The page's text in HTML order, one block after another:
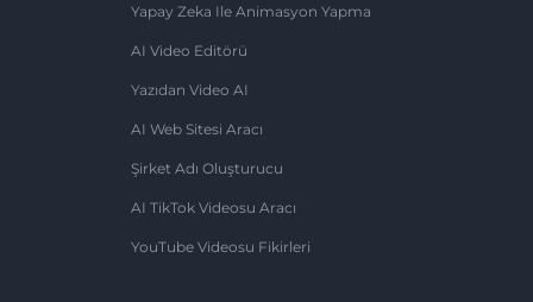
Yapay Zeka Ile Animasyon Yapma
AI Video Editörü
Yazıdan Video AI
AI Web Sitesi Aracı
Şirket Adı Oluşturucu
AI TikTok Videosu Aracı
YouTube Videosu Fikirleri